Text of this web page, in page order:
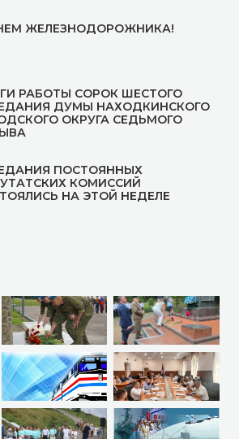
ЖЕЛЕЗНОДОРОЖНИКА!
РАБОТЫ СОРОК ШЕСТОГО
ДУМЫ НАХОДКИНСКОГО
ОКРУГА СЕДЬМОГО
ПОСТОЯННЫХ
КОМИССИЙ
НА ЭТОЙ НЕДЕЛЕ